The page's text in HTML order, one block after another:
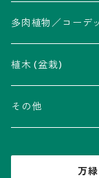
アストロフィツム属
瑠璃兜錦、兜丸錦
V-type兜
アリオカルプス属
ウィギンシア属
多肉植物／コーデ
アカベ属
アロエ属
植木 (盆栽)
ムクロジ科：カエ
その他
万